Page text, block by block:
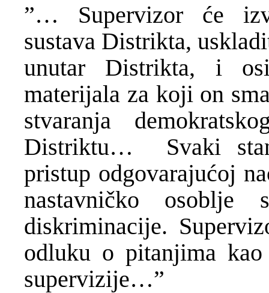
”… Supervizor će
sustava Distrikta,
unutar Distrikta, i
materijala za koji on
stvaranja
Distriktu… Svaki
pristup odgovarajućoj
nastavničko osoblje
diskriminacije.
odluku o pitanjima
supervizije…”